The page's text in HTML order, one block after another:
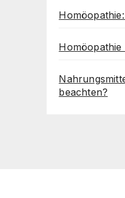
beachten?